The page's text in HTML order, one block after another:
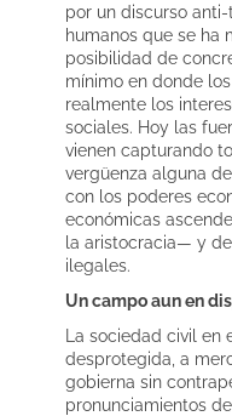
por un discurso
humanos que se ha
posibilidad de
mínimo en donde
realmente los
sociales. Hoy las
vienen capturando
vergüenza alguna
con los poderes
económicas
la aristocracia— y
ilegales.
Un campo aun en
La sociedad civil
desprotegida, a
gobierna sin
pronunciamientos